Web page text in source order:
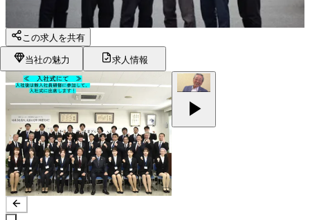
この求人を共有
当社の魅力 求人情報